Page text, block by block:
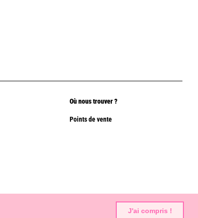
J'ai compris !
Où nous trouver ?
Points de vente